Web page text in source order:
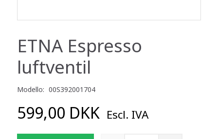
ETNA Espresso
luftventil
Modello: 00S392001704
599,00 DKK Escl. IVA